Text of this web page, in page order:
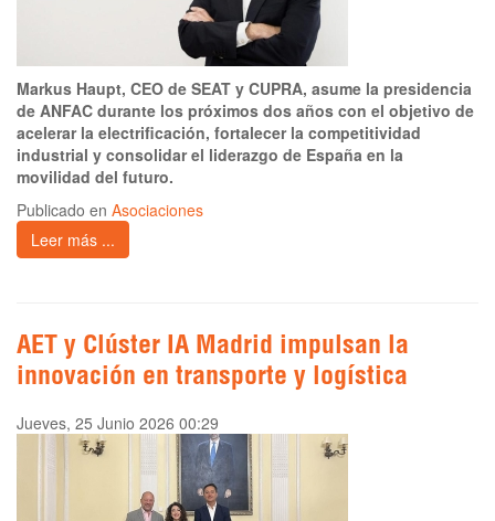
Markus Haupt, CEO de SEAT y CUPRA, asume la presidencia
de ANFAC durante los próximos dos años con el objetivo de
acelerar la electrificación, fortalecer la competitividad
industrial y consolidar el liderazgo de España en la
movilidad del futuro.
Publicado en Asociaciones
Leer más ...
AET y Clúster IA Madrid impulsan la
innovación en transporte y logística
Jueves, 25 Junio 2026 00:29